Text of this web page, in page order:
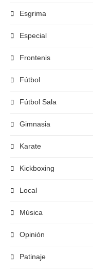
Esgrima
Especial
Frontenis
Fútbol
Fútbol Sala
Gimnasia
Karate
Kickboxing
Local
Música
Opinión
Patinaje